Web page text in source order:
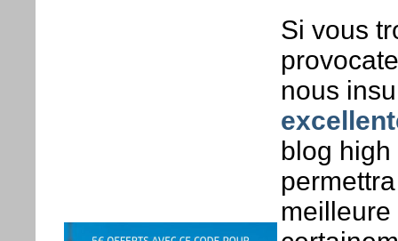
Si vous
nous
blog